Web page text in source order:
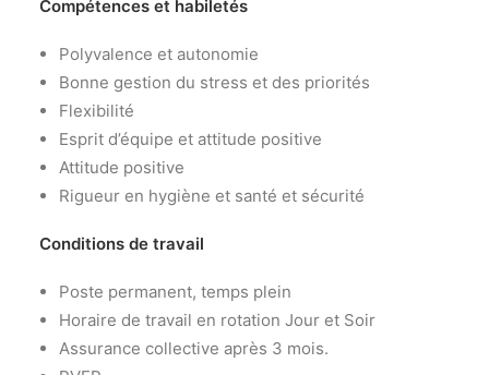
Compétences et habiletés
Polyvalence et autonomie
Bonne gestion du stress et des priorités
Flexibilité
Esprit d’équipe et attitude positive
Attitude positive
Rigueur en hygiène et santé et sécurité
Conditions de travail
Poste permanent, temps plein
Horaire de travail en rotation Jour et Soir
Assurance collective après 3 mois.